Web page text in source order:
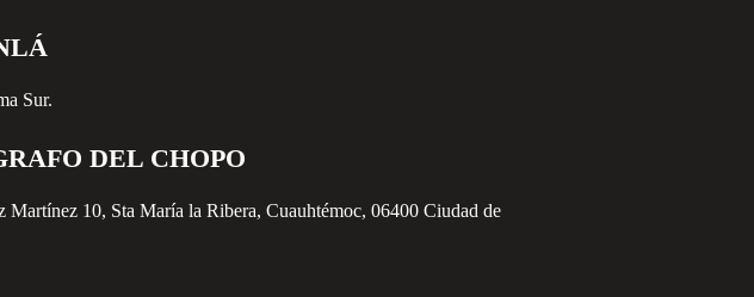
Sur.
DEL CHOPO
Martínez 10, Sta María la Ribera, Cuauhtémoc, 06400 Ciudad de